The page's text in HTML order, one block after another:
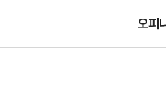
오피